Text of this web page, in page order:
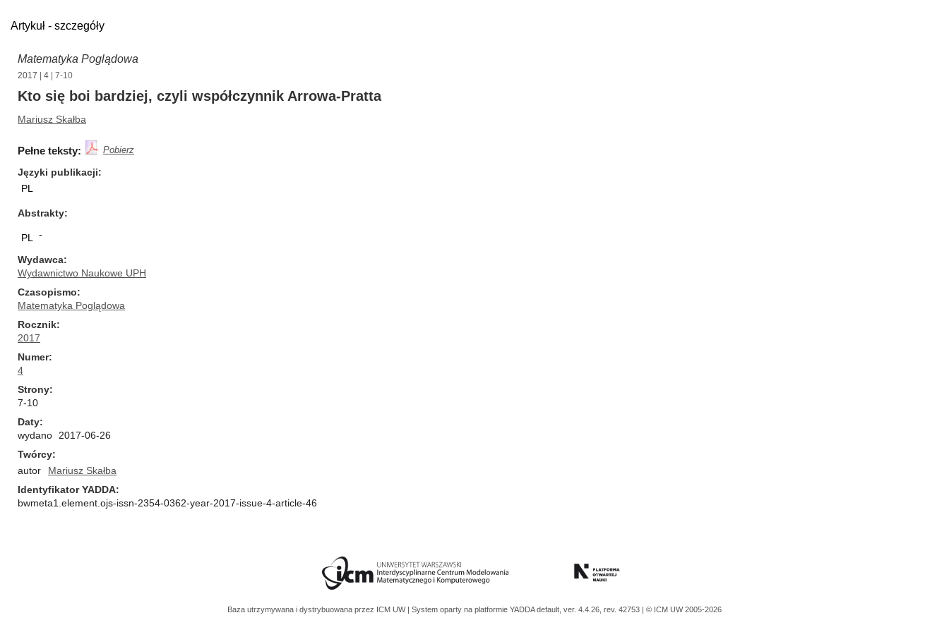
Artykuł - szczegóły
Matematyka Poglądowa
2017 4 | 7-10
Kto się boi bardziej, czyli współczynnik Arrowa-Pratta
Mariusz Skałba
Pełne teksty: Pobierz
Języki publikacji
PL
Abstrakty
PL -
Wydawca
Wydawnictwo Naukowe UPH
Czasopismo
Matematyka Poglądowa
Rocznik
2017
Numer
4
Strony
7-10
Daty
wydano
2017-06-26
Twórcy
autor
Mariusz Skałba
Identyfikator YADDA
bwmeta1.element.ojs-issn-2354-0362-year-2017-issue-4-article-46
Baza utrzymywana i dystrybuowana przez ICM UW | System oparty na platformie YADDAdefault, ver. 4.4.26, rev. 42753 | © ICM UW 2005-2026